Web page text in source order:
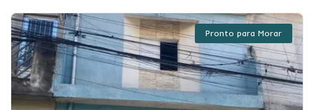
Pronto para Morar